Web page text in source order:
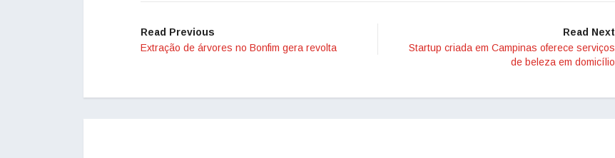
Read Previous
Extração de árvores no Bonfim gera revolta
Read Next
Startup criada em Campinas oferece serviços
de beleza em domicílio